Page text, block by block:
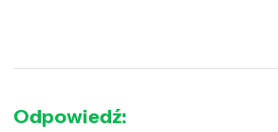
Odpowiedź: